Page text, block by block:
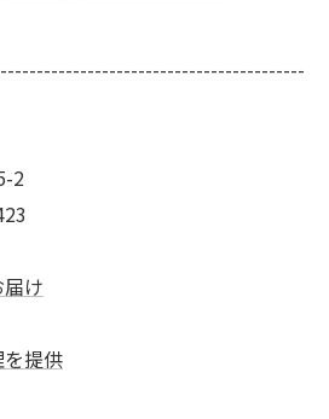
2
け
提供